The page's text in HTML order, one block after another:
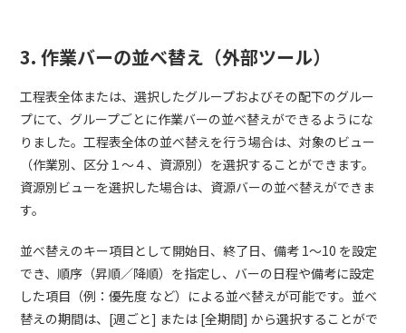
3. 作業バーの並べ替え（外部ツール）
工程表全体または、選択したグループおよびその配下のグルー
プにて、グループごとに作業バーの並べ替えができるようにな
りました。工程表全体の並べ替えを行う場合は、対象のビュー
（作業別、区分１～４、資源別）を選択することができます。
資源別ビューを選択した場合は、資源バーの並べ替えができま
す。
並べ替えのキー項目として開始日、終了日、備考 1～10 を設定
でき、順序（昇順／降順）を指定し、バーの日程や備考に設定
した項目（例：優先度 など）による並べ替えが可能です。並べ
替えの期間は、[週ごと] または [全期間] から選択することがで